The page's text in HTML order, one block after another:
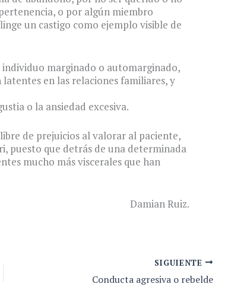
o por algún miembro
un castigo como ejemplo visible de
marginado o automarginado,
en las relaciones familiares, y
o la ansiedad excesiva.
de prejuicios al valorar al paciente,
puesto que detrás de una determinada
mucho más viscerales que han
Damian Ruiz.
SIGUIENTE
Conducta agresiva o rebelde